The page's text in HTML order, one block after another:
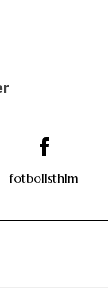
fotbollsthlm